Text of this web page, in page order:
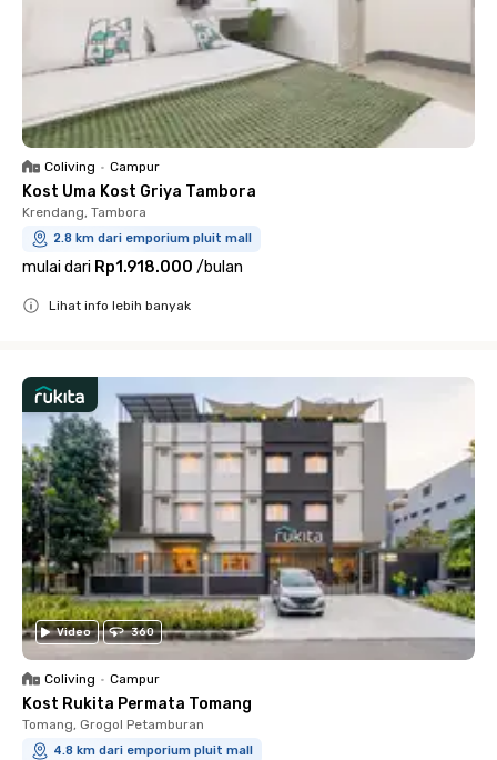
Coliving • Campur
Kost Uma Kost Griya Tambora
Krendang, Tambora
2.8 km dari emporium pluit mall
mulai dari Rp1.918.000 /bulan
Lihat info lebih banyak
Video 360
Coliving • Campur
Kost Rukita Permata Tomang
Tomang, Grogol Petamburan
4.8 km dari emporium pluit mall